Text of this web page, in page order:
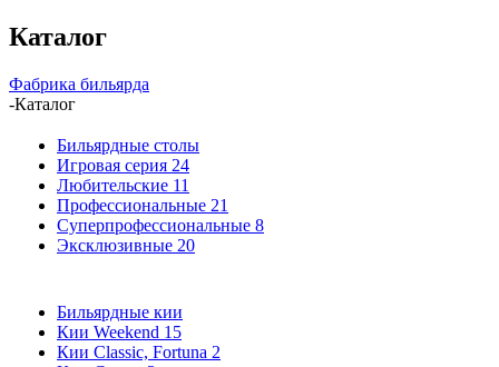
Каталог
Фабрика бильярда
-Каталог
Бильярдные столы
Игровая серия 24
Любительские 11
Профессиональные 21
Суперпрофессиональные 8
Эксклюзивные 20
Бильярдные кии
Кии Weekend 15
Кии Classic, Fortuna 2